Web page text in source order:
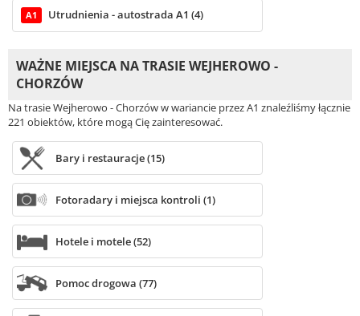
A1 Utrudnienia - autostrada A1 (4)
WAŻNE MIEJSCA NA TRASIE WEJHEROWO -
CHORZÓW
Na trasie Wejherowo - Chorzów w wariancie przez A1 znaleźliśmy łącznie
221 obiektów, które mogą Cię zainteresować.
Bary i restauracje (15)
Fotoradary i miejsca kontroli (1)
Hotele i motele (52)
Pomoc drogowa (77)